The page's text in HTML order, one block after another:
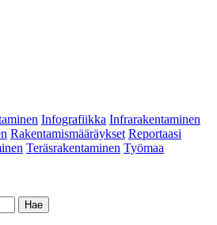
Infografiikka Infrarakentaminen
Rakentamismääräykset Reportaasi
Teräsrakentaminen Työmaa